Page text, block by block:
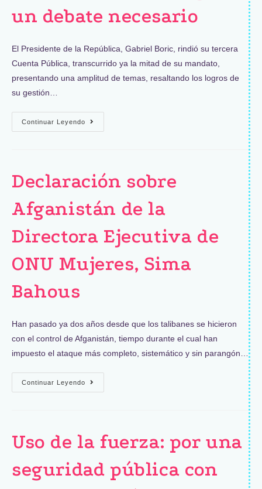
un debate necesario
El Presidente de la República, Gabriel Boric, rindió su tercera
Cuenta Pública, transcurrido ya la mitad de su mandato,
presentando una amplitud de temas, resaltando los logros de
su gestión…
Continuar Leyendo
Declaración sobre
Afganistán de la
Directora Ejecutiva de
ONU Mujeres, Sima
Bahous
Han pasado ya dos años desde que los talibanes se hicieron
con el control de Afganistán, tiempo durante el cual han
impuesto el ataque más completo, sistemático y sin parangón…
Continuar Leyendo
Uso de la fuerza: por una
seguridad pública con